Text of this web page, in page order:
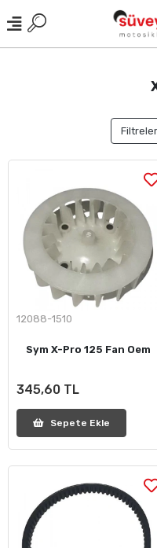
12088-1510
Sym X-Pro 125 Fan Oem
345,60 TL
Sepete Ekle